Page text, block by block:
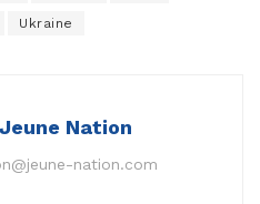
Ukraine
Nation
nation.com